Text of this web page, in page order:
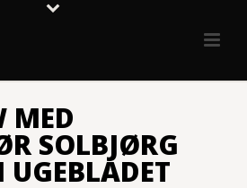
MED
SOLBJØRG
UGEBLADET